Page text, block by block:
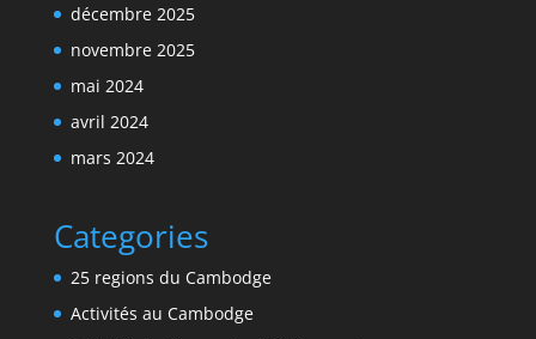
décembre 2025
novembre 2025
mai 2024
avril 2024
mars 2024
Categories
25 regions du Cambodge
Activités au Cambodge